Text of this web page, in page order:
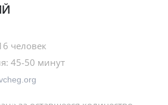
человек
45-50 минут